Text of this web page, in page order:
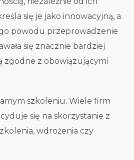
się je jako innowacyjną, a
powodu przeprowadzenie
się znacznie bardziej
zgodne z obowiązującymi
szkoleniu. Wiele firm
się na skorzystanie z
wdrożenia czy